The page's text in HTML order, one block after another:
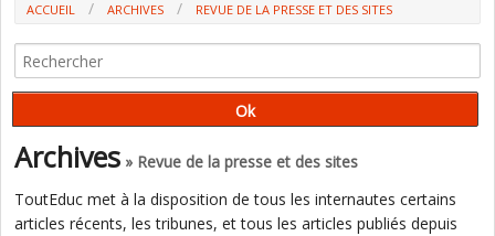
ACCUEIL ARCHIVES
REVUE DE LA PRESSE ET DES SITES
JANVIER 2026 (P. WATRELOT)
Archives » Revue de la presse et des sites
ToutEduc met à la disposition de tous les internautes certains
articles récents, les tribunes, et tous les articles publiés depuis